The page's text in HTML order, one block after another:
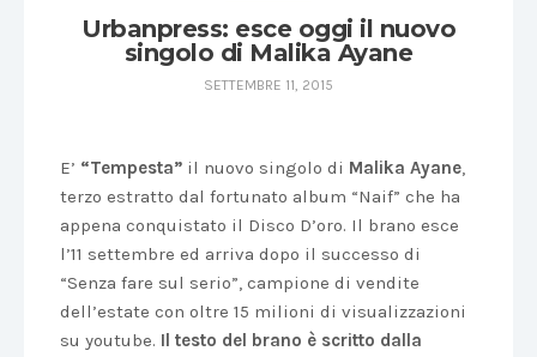
Urbanpress: esce oggi il nuovo
singolo di Malika Ayane
SETTEMBRE 11, 2015
E’ “Tempesta” il nuovo singolo di Malika Ayane,
terzo estratto dal fortunato album “Naif” che ha
appena conquistato il Disco D’oro. Il brano esce
l’11 settembre ed arriva dopo il successo di
“Senza fare sul serio”, campione di vendite
dell’estate con oltre 15 milioni di visualizzazioni
su youtube. Il testo del brano è scritto dalla